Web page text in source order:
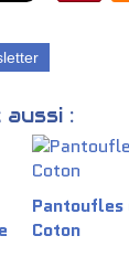
aussi :
Pantoufles
Coton